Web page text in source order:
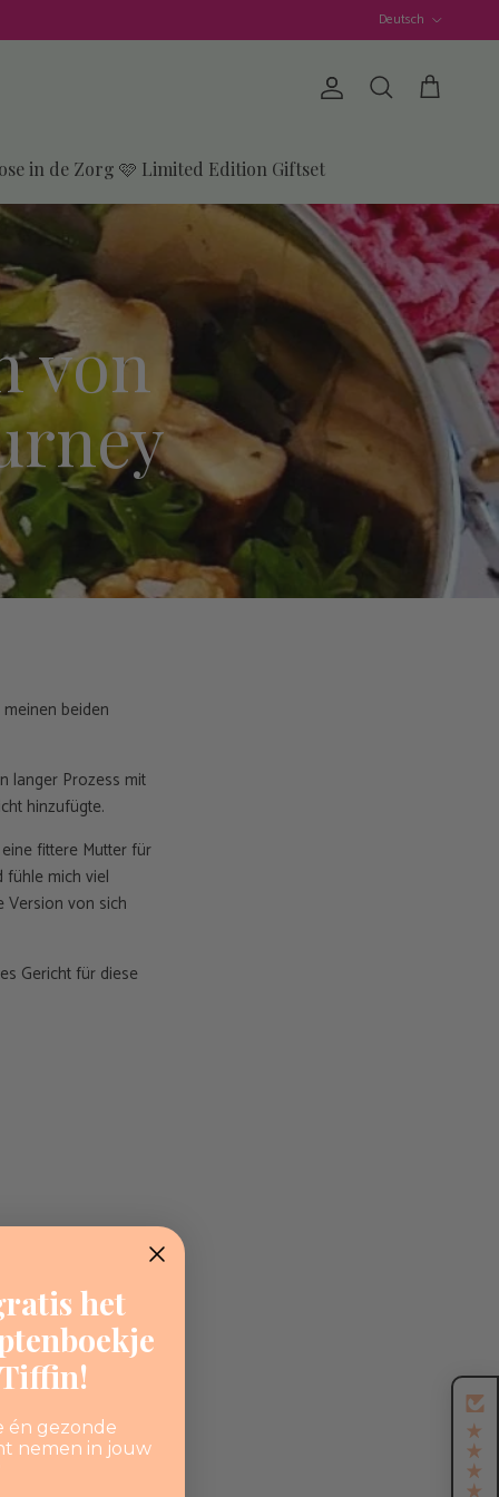
Deutsch
KontoSuchen
in de Zorg 🩷 Limited Edition Giftset
von
beiden
langer Prozess mit
hinzufügte.
fittere Mutter für
fühle mich viel
Version von sich
Gericht für diese
het
én gezonde
nemen in jouw